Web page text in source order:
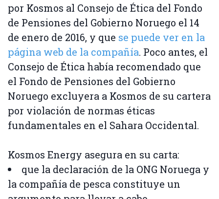
por Kosmos al Consejo de Ética del Fondo
de Pensiones del Gobierno Noruego el 14
de enero de 2016, y que se puede ver en la
página web de la compañía. Poco antes, el
Consejo de Ética había recomendado que
el Fondo de Pensiones del Gobierno
Noruego excluyera a Kosmos de su cartera
por violación de normas éticas
fundamentales en el Sahara Occidental.
Kosmos Energy asegura en su carta:
que la declaración de la ONG Noruega y
la compañía de pesca constituye un